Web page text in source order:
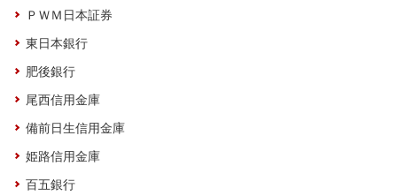
ＰＷＭ日本証券
東日本銀行
肥後銀行
尾西信用金庫
備前日生信用金庫
姫路信用金庫
百五銀行